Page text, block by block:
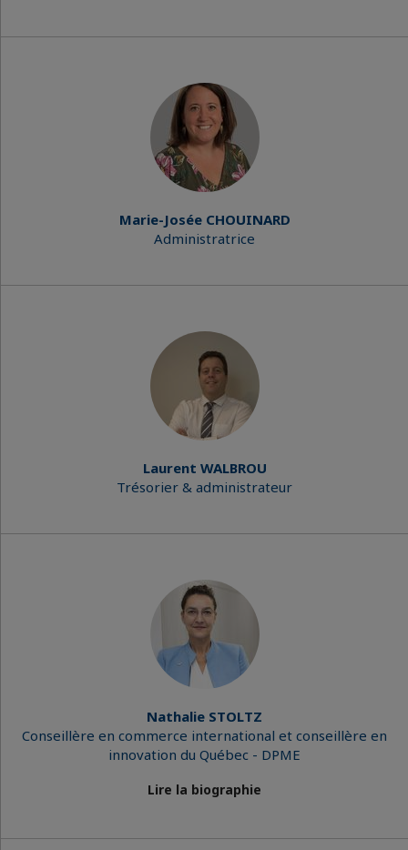
Marie-Josée CHOUINARD
Administratrice
Laurent WALBROU
Trésorier & administrateur
Nathalie STOLTZ
Conseillère en commerce international et conseillère en
innovation du Québec - DPME
Lire la biographie